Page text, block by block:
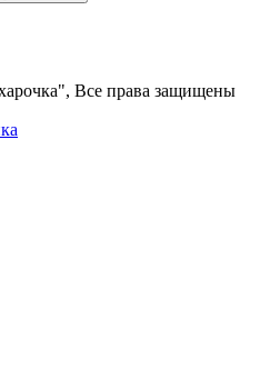
Все права защищены